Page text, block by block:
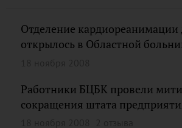
Отделение кардиореанимации
открылось в Областной
Работники БЦБК провели
сокращения штата